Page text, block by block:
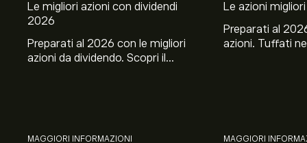
Le migliori azioni con dividendi
2026
Preparati al 2026 con le migliori
azioni da dividendo. Scopri il
MAGGIORI INFORMAZIONI
Le azioni
Preparati al
azioni. Tuffati
MAGGIORI